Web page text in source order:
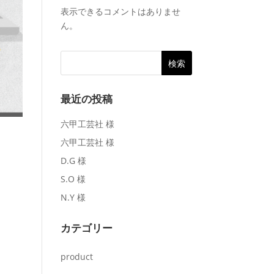
表示できるコメントはありませ
ん。
最近の投稿
六甲工芸社 様
六甲工芸社 様
D.G 様
S.O 様
N.Y 様
カテゴリー
product